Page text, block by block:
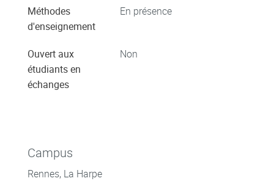
Méthodes
d'enseignement
En présence
Ouvert aux
étudiants en
échanges
Non
Campus
Rennes, La Harpe